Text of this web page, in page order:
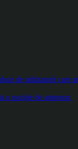
de utilizatorii care
o poziție de antrenor.